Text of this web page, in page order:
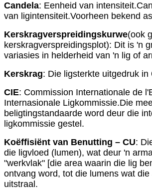
Candela: Eenheid van
van ligintensiteit.Voorheen bekend
Kerskragverspreidingskurwe(ook
kerskragverspreidingsplot): Dit is 'n
variasies in helderheid van 'n lig of
Kerskrag: Die ligsterkte uitgedruk in
CIE: Commission Internationale de
Internasionale Ligkommissie.Die
beligtingstandaarde word deur die
ligkommissie gestel.
Koëffisiënt van Benutting – CU:
die ligvloed (lumen), wat deur 'n
"werkvlak" [die area waarin die lig
ontvang word, tot die lumens wat die
uitstraal.